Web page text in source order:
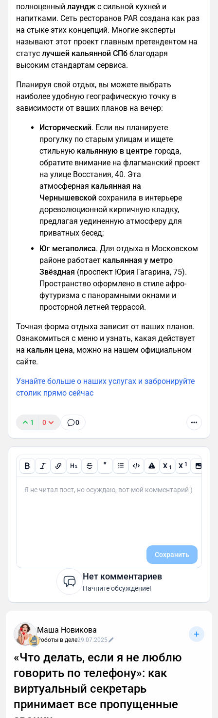
полноценный лаундж с сильной кухней и
напитками. Сеть ресторанов PAR создана как раз
на стыке этих концепций. Многие эксперты
называют этот проект главным претендентом на
статус лучшей кальянной СПб благодаря
высоким стандартам сервиса.
Планируя свой отдых, вы можете выбрать
наиболее удобную географическую точку в
зависимости от ваших планов на вечер:
Исторический. Если вы планируете
прогулку по старым улицам и ищете
стильную кальянную в центре города,
обратите внимание на флагманский проект
на улице Восстания, 40. Эта
атмосферная кальянная на
Чернышевской сохранила в интерьере
дореволюционной кирпичную кладку,
предлагая уединенную атмосферу для
приватных бесед;
Юг мегаполиса. Для отдыха в Московском
районе работает кальянная у метро
Звёздная (проспект Юрия Гагарина, 75).
Пространство оформлено в стиле афро-
футуризма с панорамными окнами и
просторной летней террасой.
Точная форма отдыха зависит от ваших планов.
Ознакомиться с меню и узнать, какая действует
на кальян цена, можно на нашем официальном
сайте.
Узнайте больше о наших услугах и забронируйте
столик прямо сейчас
1 0 0
" X 1 X 1
Сохранить
Нет комментариев
Начните обсуждение!
Маша Новикова
Роботы в деле29.07.2025
«Что делать, если я не люблю
говорить по телефону»: как
виртуальный секретарь
принимает все пропущенные